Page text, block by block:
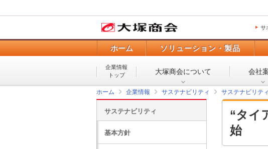
サ
ホーム ソリューション・製品
企業情報
トップ
大塚商会について 会社
ホーム 企業情報 サステナビリティ サステナビリテ
“タイ
始
サステナビリティ
基本方針